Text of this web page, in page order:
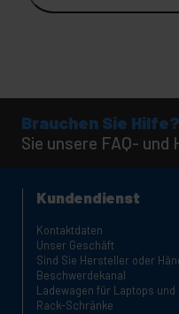
Brauchen Sie Hilfe?
Sie unsere FAQ- und
Kundendienst
Kontaktdaten
Unser Geschäft
Sind Sie Hersteller oder
Beschwerdekanal
Ladewagen für Laptops und
Rack-Schränke